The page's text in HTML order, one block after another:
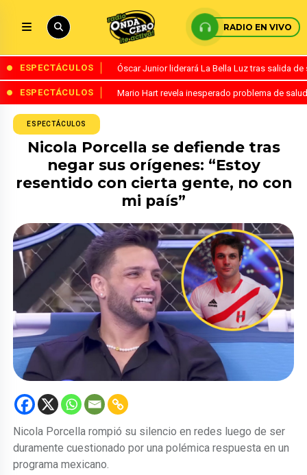
RADIO EN VIVO
ESPECTÁCULOS Óscar Junior liderará La Bella Luz tras salida
ESPECTÁCULOS Mario Hart revela inesperado problema de
ESPECTÁCULOS
Nicola Porcella se defiende tras
negar sus orígenes: “Estoy
resentido con cierta gente, no con
mi país”
Nicola Porcella rompió su silencio en redes luego de ser
duramente cuestionado por una polémica respuesta en un
programa mexicano.